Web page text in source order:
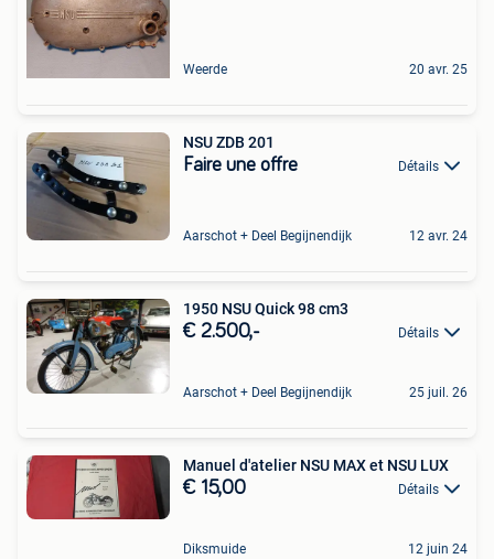
Weerde 20 avr. 25
NSU ZDB 201
Faire une offre Détails
Aarschot + Deel Begijnendijk 12 avr. 24
1950 NSU Quick 98 cm3
€ 2.500,- Détails
Aarschot + Deel Begijnendijk 25 juil. 26
Manuel d'atelier NSU MAX et NSU LUX
€ 15,00 Détails
Diksmuide 12 juin 24